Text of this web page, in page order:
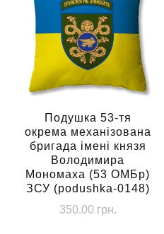
Подушка 53-тя
окрема механізована
бригада імені князя
Володимира
Мономаха (53 ОМБр)
ЗСУ (podushka-0148)
350.00 грн.